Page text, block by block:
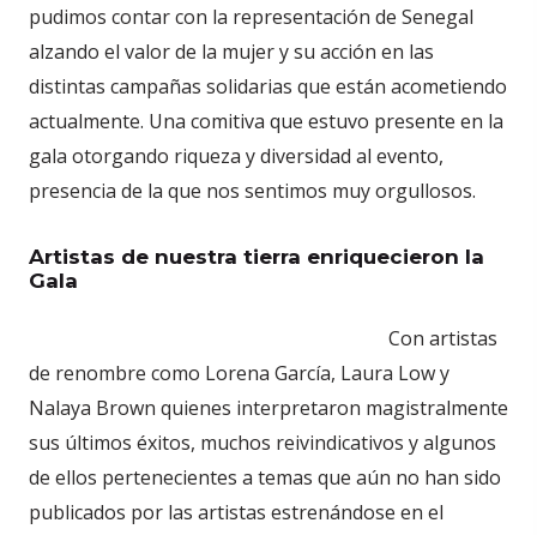
pudimos contar con la representación de Senegal
alzando el valor de la mujer y su acción en las
distintas campañas solidarias que están acometiendo
actualmente. Una comitiva que estuvo presente en la
gala otorgando riqueza y diversidad al evento,
presencia de la que nos sentimos muy orgullosos.
Artistas de nuestra tierra enriquecieron la
Gala
Con artistas
de renombre como Lorena García, Laura Low y
Nalaya Brown quienes interpretaron magistralmente
sus últimos éxitos, muchos reivindicativos y algunos
de ellos pertenecientes a temas que aún no han sido
publicados por las artistas estrenándose en el